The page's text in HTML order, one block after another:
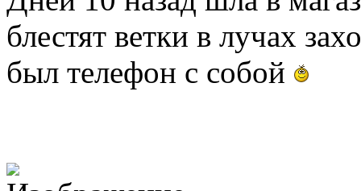
блестят ветки в лучах
был телефон с собой